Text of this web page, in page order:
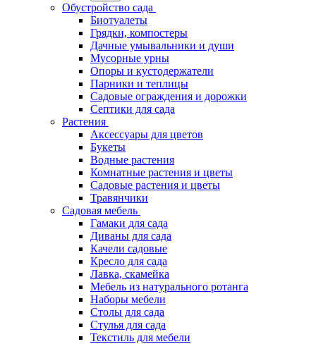
Обустройство сада
Биотуалеты
Грядки, компостеры
Дачные умывальники и души
Мусорные урны
Опоры и кустодержатели
Парники и теплицы
Садовые ограждения и дорожки
Септики для сада
Растения
Аксессуары для цветов
Букеты
Водные растения
Комнатные растения и цветы
Садовые растения и цветы
Травянчики
Садовая мебель
Гамаки для сада
Диваны для сада
Качели садовые
Кресло для сада
Лавка, скамейка
Мебель из натурального ротанга
Наборы мебели
Столы для сада
Стулья для сада
Текстиль для мебели